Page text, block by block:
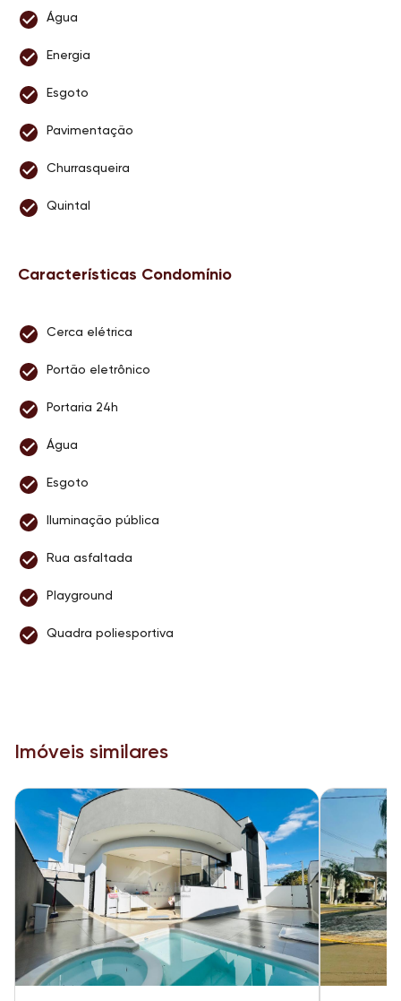
Água
Energia
Esgoto
Pavimentação
Churrasqueira
Quintal
Características Condomínio
Cerca elétrica
Portão eletrônico
Portaria 24h
Água
Esgoto
Iluminação pública
Rua asfaltada
Playground
Quadra poliesportiva
Imóveis similares